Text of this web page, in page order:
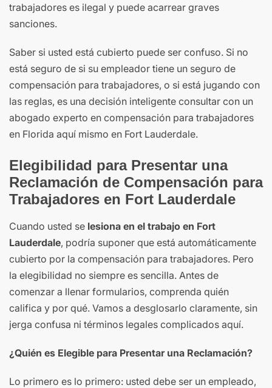
trabajadores es ilegal y puede acarrear graves
sanciones.
Saber si usted está cubierto puede ser confuso. Si no
está seguro de si su empleador tiene un seguro de
compensación para trabajadores, o si está jugando con
las reglas, es una decisión inteligente consultar con un
abogado experto en compensación para trabajadores
en Florida aquí mismo en Fort Lauderdale.
Elegibilidad para Presentar una
Reclamación de Compensación para
Trabajadores en Fort Lauderdale
Cuando usted se lesiona en el trabajo en Fort
Lauderdale, podría suponer que está automáticamente
cubierto por la compensación para trabajadores. Pero
la elegibilidad no siempre es sencilla. Antes de
comenzar a llenar formularios, comprenda quién
califica y por qué. Vamos a desglosarlo claramente, sin
jerga confusa ni términos legales complicados aquí.
¿Quién es Elegible para Presentar una Reclamación?
Lo primero es lo primero: usted debe ser un empleado,